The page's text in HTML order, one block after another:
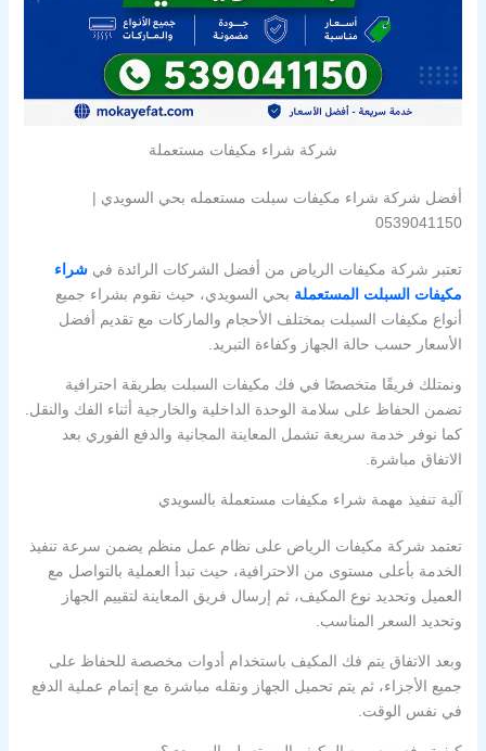
شركة شراء مكيفات مستعملة
أفضل شركة شراء مكيفات سبلت مستعمله بحي السويدي |
0539041150
تعتبر شركة مكيفات الرياض من أفضل الشركات الرائدة في شراء
مكيفات السبلت المستعملة بحي السويدي، حيث نقوم بشراء جميع
أنواع مكيفات السبلت بمختلف الأحجام والماركات مع تقديم أفضل
الأسعار حسب حالة الجهاز وكفاءة التبريد.
ونمتلك فريقًا متخصصًا في فك مكيفات السبلت بطريقة احترافية
تضمن الحفاظ على سلامة الوحدة الداخلية والخارجية أثناء الفك والنقل.
كما نوفر خدمة سريعة تشمل المعاينة المجانية والدفع الفوري بعد
الاتفاق مباشرة.
آلية تنفيذ مهمة شراء مكيفات مستعملة بالسويدي
تعتمد شركة مكيفات الرياض على نظام عمل منظم يضمن سرعة تنفيذ
الخدمة بأعلى مستوى من الاحترافية، حيث تبدأ العملية بالتواصل مع
العميل وتحديد نوع المكيف، ثم إرسال فريق المعاينة لتقييم الجهاز
وتحديد السعر المناسب.
وبعد الاتفاق يتم فك المكيف باستخدام أدوات مخصصة للحفاظ على
جميع الأجزاء، ثم يتم تحميل الجهاز ونقله مباشرة مع إتمام عملية الدفع
في نفس الوقت.